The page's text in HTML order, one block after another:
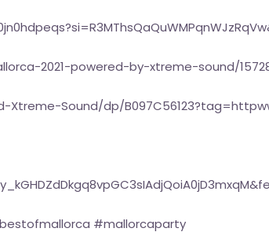
2021-powered-by-xtreme-sound/
Sound/dp/
#mallorcaparty